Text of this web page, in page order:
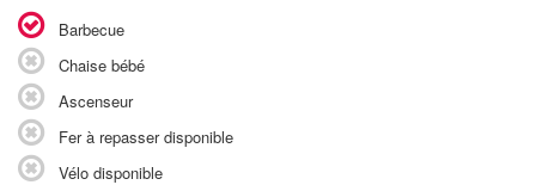
Barbecue
Chaise bébé
Ascenseur
Fer à repasser disponible
Vélo disponible